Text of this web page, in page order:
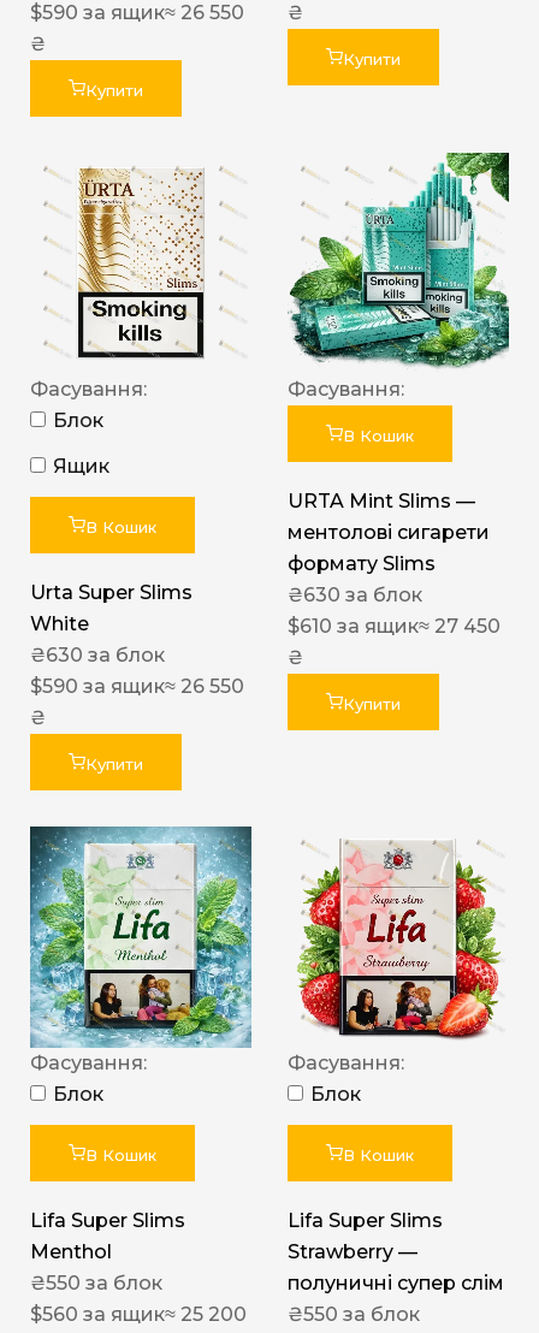
$590 за ящик≈ 26 550
₴
Купити
₴
Купити
Фасування:
Блок
Ящик
В Кошик
Urta Super Slims
White
₴630 за блок
$590 за ящик≈ 26 550
₴
Купити
Фасування:
В Кошик
URTA Mint Slims —
ментолові сигарети
формату Slims
₴630 за блок
$610 за ящик≈ 27 450
₴
Купити
Фасування:
Блок
В Кошик
Lifa Super Slims
Menthol
₴550 за блок
$560 за ящик≈ 25 200
Фасування:
Блок
В Кошик
Lifa Super Slims
Strawberry —
полуничні супер слім
₴550 за блок